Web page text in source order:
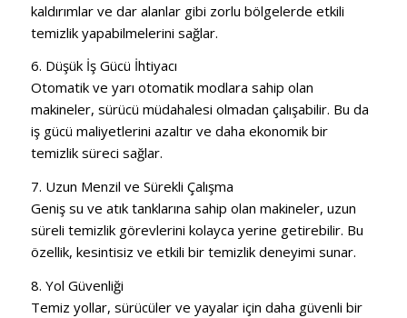
kaldırımlar ve dar alanlar gibi zorlu bölgelerde etkili
temizlik yapabilmelerini sağlar.
6. Düşük İş Gücü İhtiyacı
Otomatik ve yarı otomatik modlara sahip olan
makineler, sürücü müdahalesi olmadan çalışabilir. Bu da
iş gücü maliyetlerini azaltır ve daha ekonomik bir
temizlik süreci sağlar.
7. Uzun Menzil ve Sürekli Çalışma
Geniş su ve atık tanklarına sahip olan makineler, uzun
süreli temizlik görevlerini kolayca yerine getirebilir. Bu
özellik, kesintisiz ve etkili bir temizlik deneyimi sunar.
8. Yol Güvenliği
Temiz yollar, sürücüler ve yayalar için daha güvenli bir